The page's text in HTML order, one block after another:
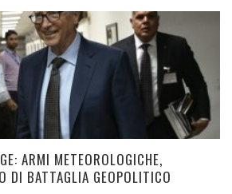
ARMI METEOROLOGICHE,
DI BATTAGLIA GEOPOLITICO